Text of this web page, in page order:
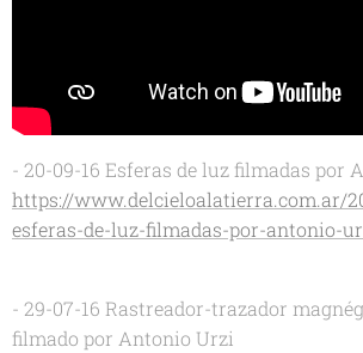
- 20-09-16 Esferas de luz filmadas por
https://www.delcieloalatierra.com.ar/
esferas-de-luz-filmadas-por-antonio-
- 29-07-16 Rastreador-trazador
filmado por Antonio Urzi